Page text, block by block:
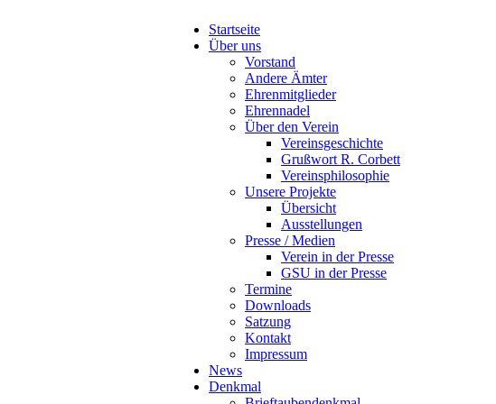
Startseite
Über uns
Vorstand
Andere Ämter
Ehrenmitglieder
Ehrennadel
Über den Verein
Vereinsgeschichte
Grußwort R. Corbett
Vereinsphilosophie
Unsere Projekte
Übersicht
Ausstellungen
Presse / Medien
Verein in der Presse
GSU in der Presse
Termine
Downloads
Satzung
Kontakt
Impressum
News
Denkmal